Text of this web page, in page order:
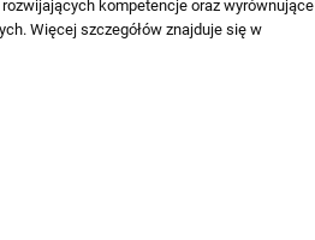
kompetencje oraz wyrównujące
Więcej szczegółów znajduje się w